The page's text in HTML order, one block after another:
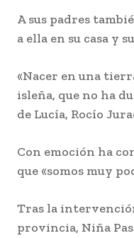
A sus padres
a ella en su casa y
«Nacer en una
isleña, que no ha
de Lucía, Rocío
Con emoción ha
que «somos muy
Tras la
provincia, Niña